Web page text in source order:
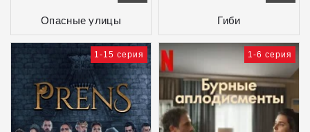
Опасные улицы Гиби
1-15 серия 1-6 серия